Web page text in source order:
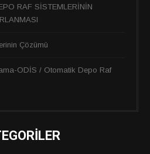
RAF SİSTEMLERİNİN
Çözümü
ODİS / Otomatik Depo Raf